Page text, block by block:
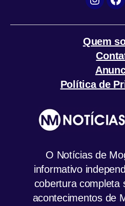
Quem
Política de
O Notícias de
informativo
cobertura completa
acontecimentos de